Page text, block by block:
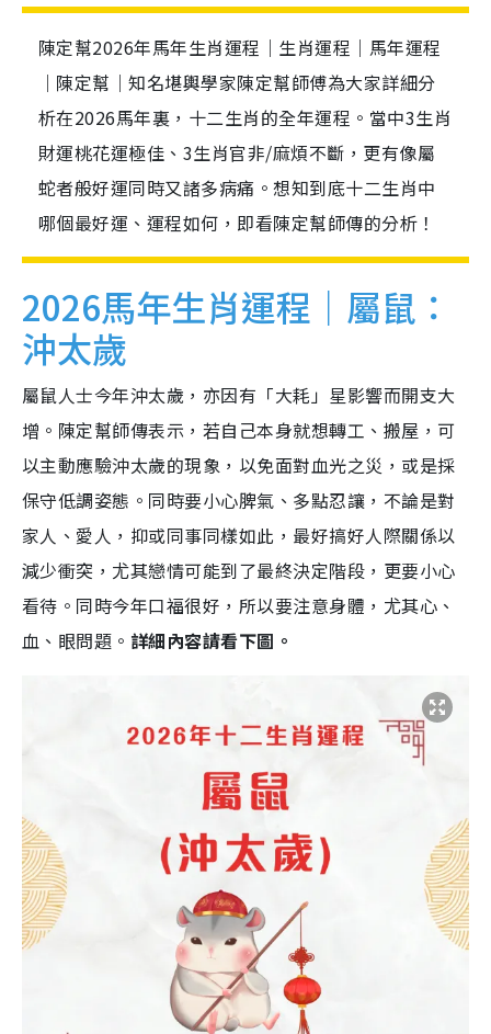
陳定幫2026年馬年生肖運程｜生肖運程｜馬年運程
｜陳定幫｜知名堪輿學家陳定幫師傅為大家詳細分
析在2026馬年裏，十二生肖的全年運程。當中3生肖
財運桃花運極佳、3生肖官非/麻煩不斷，更有像屬
蛇者般好運同時又諸多病痛。想知到底十二生肖中
哪個最好運、運程如何，即看陳定幫師傳的分析！
2026馬年生肖運程｜屬鼠：
沖太歲
屬鼠人士今年沖太歲，亦因有「大耗」星影響而開支大
增。陳定幫師傳表示，若自己本身就想轉工、搬屋，可
以主動應驗沖太歲的現象，以免面對血光之災，或是採
保守低調姿態。同時要小心脾氣、多點忍讓，不論是對
家人、愛人，抑或同事同樣如此，最好搞好人際關係以
減少衝突，尤其戀情可能到了最終決定階段，更要小心
看待。同時今年口福很好，所以要注意身體，尤其心、
血、眼問題。 詳細內容請看下圖。